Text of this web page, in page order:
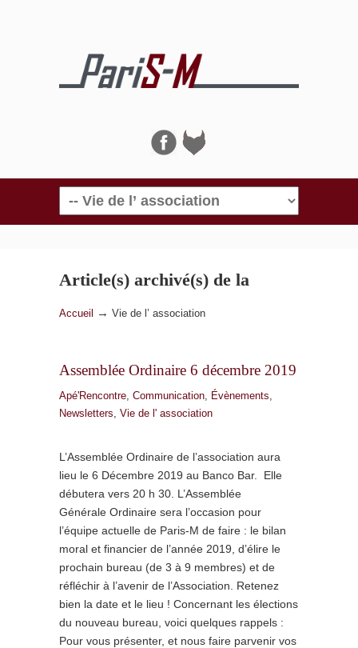
Navigation
Article(s) archivé(s) de la
catégorieVie de l’ association
Accueil → Vie de l’ association
Assemblée Ordinaire 6 décembre 2019
Apé'Rencontre, Communication, Évènements,
Newsletters, Vie de l' association
L’Assemblée Ordinaire de l’association aura
lieu le 6 Décembre 2019 au Banco Bar. Elle
débutera vers 20 h 30. L’Assemblée
Générale Ordinaire sera l’occasion pour
l’équipe actuelle de Paris-M de faire : le bilan
moral et financier de l’année 2019, d’élire le
prochain bureau (de 3 à 9 membres) et de
réfléchir à l’avenir de l’Association. Retenez
bien la date et le lieu ! Concernant les élections
du nouveau bureau, voici quelques rappels :
Pour vous présenter, et nous faire parvenir vos